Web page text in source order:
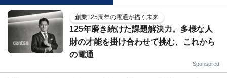
創業125周年の電通が描く未来
125年磨き続けた課題解決力。多様な人
財の才能を掛け合わせて挑む、これから
の電通
Sponsored